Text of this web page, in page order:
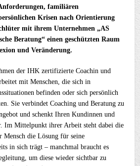
familiären
Krisen nach Orientierung
mit ihrem Unternehmen „AS
Beratung“ einen geschützten Raum
und Veränderung.
der IHK zertifizierte Coachin und
mit Menschen, die sich in
befinden oder sich persönlich
Sie verbindet Coaching und Beratung zu
und schenkt Ihren Kundinnen und
Im Mittelpunkt ihrer Arbeit steht dabei die
Mensch die Lösung für seine
in sich trägt – manchmal braucht es
um diese wieder sichtbar zu